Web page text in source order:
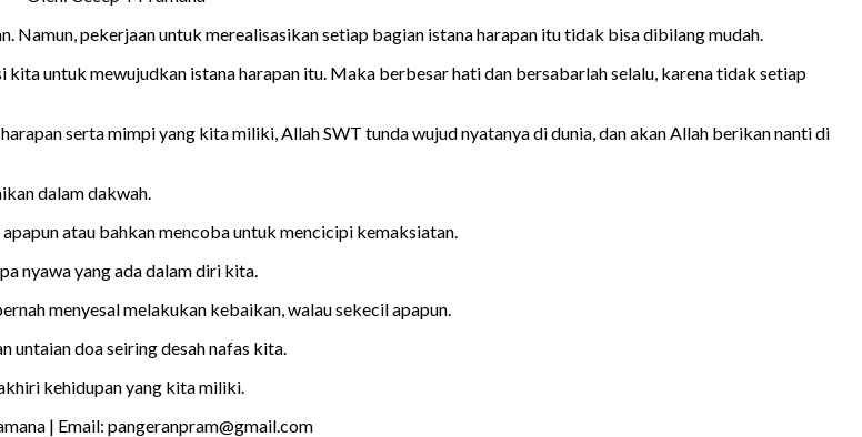
Namun, pekerjaan untuk merealisasikan setiap bagian istana harapan itu tidak bisa dibilang mudah.
untuk mewujudkan istana harapan itu. Maka berbesar hati dan bersabarlah selalu, karena tidak setiap
serta mimpi yang kita miliki, Allah SWT tunda wujud nyatanya di dunia, dan akan Allah berikan nanti di
dalam dakwah.
atau bahkan mencoba untuk mencicipi kemaksiatan.
nyawa yang ada dalam diri kita.
menyesal melakukan kebaikan, walau sekecil apapun.
untaian doa seiring desah nafas kita.
kehidupan yang kita miliki.
| Email: pangeranpram@gmail.com